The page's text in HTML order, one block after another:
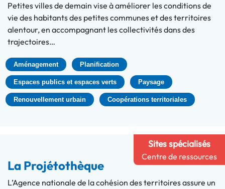
Petites villes de demain vise à améliorer les conditions de
vie des habitants des petites communes et des territoires
alentour, en accompagnant les collectivités dans des
trajectoires…
Aménagement Planification
Espaces publics et espaces verts Paysage
Renouvellement urbain Coopérations territoriales
Sites spécialisés
Centre de ressources
La Projétothèque
L’Agence nationale de la cohésion des territoires assure un